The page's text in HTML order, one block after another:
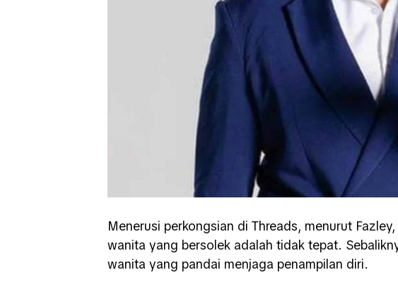
Menerusi perkongsian di Threads, menurut
wanita yang bersolek adalah tidak tepat.
wanita yang pandai menjaga penampilan diri.